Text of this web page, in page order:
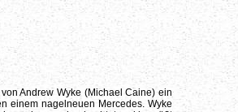
Andrew Wyke (Michael Caine) ein
einem nagelneuen Mercedes. Wyke